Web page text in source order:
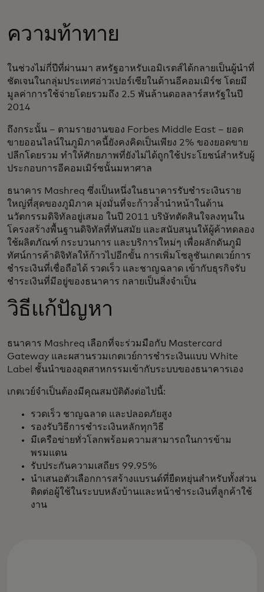
ความท้าทาย
ในช่วงไม่กี่ปีที่ผ่านมา สหรัฐอาหรับเอมิเรตส์ได้กลายเป็นผู้นำที่
ชัดเจนในกลุ่มประเทศอ่าวเปอร์เซียในด้านอีคอมเมิร์ซ โดยมี
มูลค่าการใช้จ่ายโดยรวมถึง 2.5 พันล้านดอลลาร์สหรัฐในปี
2014
ถึงกระนั้น – ตามรายงานของ Forbes Middle East – ยอด
ขายออนไลน์ในภูมิภาคนี้ยังคงคิดเป็นเพียง 2% ของยอดขาย
ปลีกโดยรวม ทำให้ศักยภาพที่ยังไม่ได้ถูกใช้ประโยชน์สำหรับผู้
ประกอบการอีคอมเมิร์ซนั้นมหาศาล
ธนาคาร Mashreq ซึ่งเป็นหนึ่งในธนาคารรับชำระเงินราย
ใหญ่ที่สุดของภูมิภาค มุ่งมั่นที่จะก้าวล้ำนำหน้าในด้าน
นวัตกรรมดิจิทัลอยู่เสมอ ในปี 2011 บริษัทตัดสินใจลงทุนใน
โครงสร้างพื้นฐานดิจิทัลที่ทันสมัย และสนับสนุนให้ผู้ค้าทดลอง
ใช้ผลิตภัณฑ์ กระบวนการ และบริการใหม่ๆ เพื่อผลักดันภูมิ
ทัศน์การค้าดิจิทัลให้ก้าวไปอีกขั้น การเพิ่มโซลูชันเกตเวย์การ
ชำระเงินที่เชื่อถือได้ รวดเร็ว และชาญฉลาด เข้ากับธุรกิจรับ
ชำระเงินที่มีอยู่ของธนาคาร กลายเป็นสิ่งจำเป็น
วิธีแก้ปัญหา
ธนาคาร Mashreq เลือกที่จะร่วมมือกับ Mastercard
Gateway และผสานรวมเกตเวย์การชำระเงินแบบ White
Label ชั้นนำของอุตสาหกรรมเข้ากับระบบของธนาคารเอง
เกตเวย์จำเป็นต้องมีคุณสมบัติดังต่อไปนี้:
รวดเร็ว ชาญฉลาด และปลอดภัยสูง
รองรับวิธีการชำระเงินหลักทุกวิธี
มีเครือข่ายทั่วโลกพร้อมความสามารถในการข้าม
พรมแดน
รับประกันความเสถียร 99.95%
นำเสนอตัวเลือกการสร้างแบรนด์ที่ยืดหยุ่นสำหรับทั้งส่วน
ติดต่อผู้ใช้ในระบบหลังบ้านและหน้าชำระเงินที่ลูกค้าใช้
งาน